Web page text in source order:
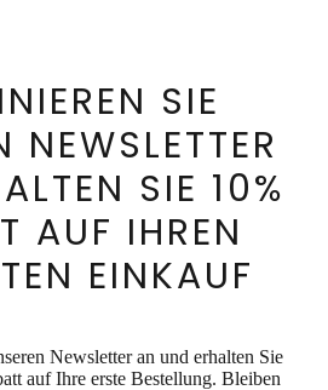
SIE
NEWSLETTER
SIE 10%
AUF IHREN
EINKAUF
Newsletter an und erhalten Sie
auf Ihre erste Bestellung. Bleiben